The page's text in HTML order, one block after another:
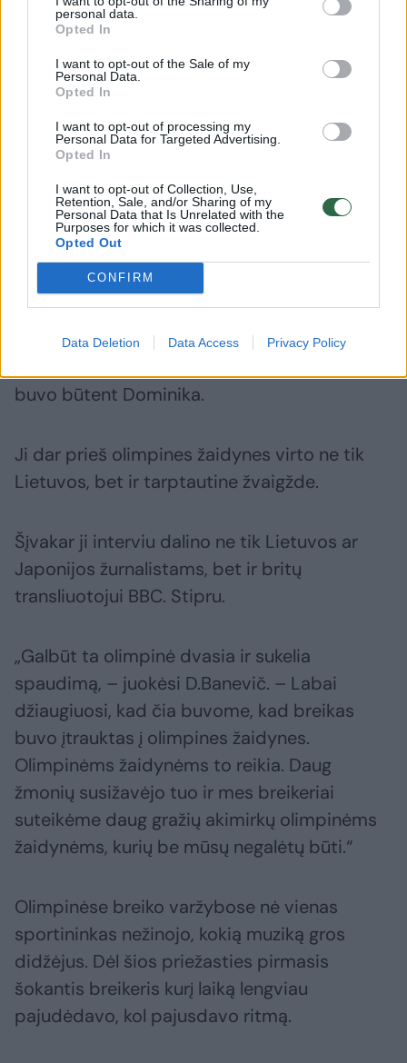
personal data.
Opted In
I want to opt-out of the Sale of my
Personal Data.
Opted In
I want to opt-out of processing my
Personal Data for Targeted Advertising.
Opted In
I want to opt-out of Collection, Use,
Retention, Sale, and/or Sharing of my
Personal Data that Is Unrelated with the
Purposes for which it was collected.
Opted Out
CONFIRM
Data Deletion Data Access Privacy Policy
D.Banevič-Bgirl Nicka iškovojo olimpinę sidabrą.
K.Štreimikio (LTOK) nuotr.
Prancūzai tradiciškai labiausiai palaikė savo
D.Banevič stojusi Sya Dembele-Bgirl Sissy. Jų
susitikimas baigėsi 1:1 (4:5, 7:2).Jeigu
nesuprantate, kaip skaičiuojamas rezultatas
– paaiškinimą rasite šiek tiek žemiau.
Bet kai neliko prancūzių, greitai galėjai
buvo būtent Dominika.
Ji dar prieš olimpines žaidynes virto ne tik
Lietuvos, bet ir tarptautine žvaigžde.
Šįvakar ji interviu dalino ne tik Lietuvos ar
Japonijos žurnalistams, bet ir britų
transliuotojui BBC. Stipru.
„Galbūt ta olimpinė dvasia ir sukelia
spaudimą, – juokėsi D.Banevič. – Labai
džiaugiuosi, kad čia buvome, kad breikas
buvo įtrauktas į olimpines žaidynes.
Olimpinėms žaidynėms to reikia. Daug
žmonių susižavėjo tuo ir mes breikeriai
suteikėme daug gražių akimirkų olimpinėms
žaidynėms, kurių be mūsų negalėtų būti.“
Olimpinėse breiko varžybose nė vienas
sportininkas nežinojo, kokią muziką gros
didžėjus. Dėl šios priežasties pirmasis
šokantis breikeris kurį laiką lengviau
pajudėdavo, kol pajusdavo ritmą.